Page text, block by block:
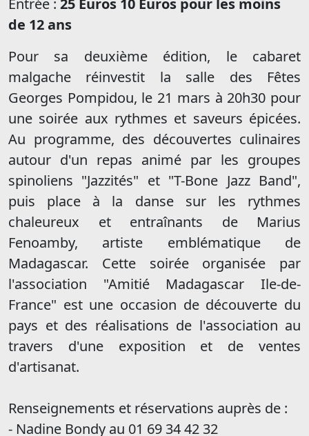
Entrée : 25 Euros 10 Euros pour les moins
de 12 ans
Pour sa deuxième édition, le cabaret
malgache réinvestit la salle des Fêtes
Georges Pompidou, le 21 mars à 20h30 pour
une soirée aux rythmes et saveurs épicées.
Au programme, des découvertes culinaires
autour d'un repas animé par les groupes
spinoliens "Jazzités" et "T-Bone Jazz Band",
puis place à la danse sur les rythmes
chaleureux et entraînants de Marius
Fenoamby, artiste emblématique de
Madagascar. Cette soirée organisée par
l'association "Amitié Madagascar Ile-de-
France" est une occasion de découverte du
pays et des réalisations de l'association au
travers d'une exposition et de ventes
d'artisanat.
Renseignements et réservations auprès de :
- Nadine Bondy au 01 69 34 42 32